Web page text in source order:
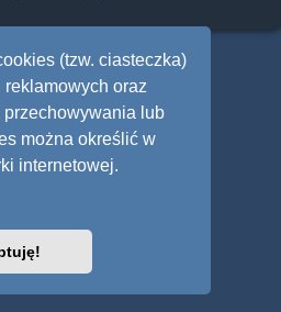
(tzw. ciasteczka)
oraz
lub
można określić w
internetowej.